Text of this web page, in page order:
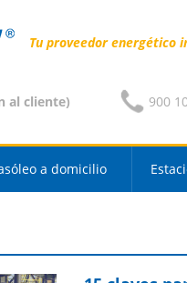
Tu proveedor energético
al cliente) 900
a domicilio